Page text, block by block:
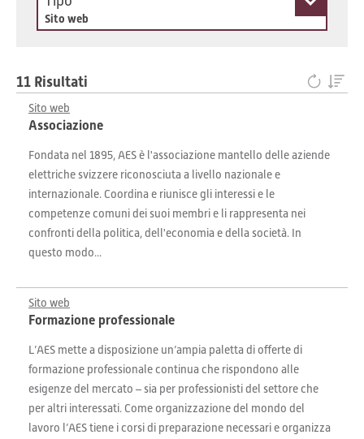
Sito web
11 Risultati
Sito web
Associazione
Fondata nel 1895, AES è l'associazione mantello delle aziende
elettriche svizzere riconosciuta a livello nazionale e
internazionale. Coordina e riunisce gli interessi e le
competenze comuni dei suoi membri e li rappresenta nei
confronti della politica, dell'economia e della società. In
questo modo...
Sito web
Formazione professionale
L’AES mette a disposizione un’ampia paletta di offerte di
formazione professionale continua che rispondono alle
esigenze del mercato – sia per professionisti del settore che
per altri interessati. Come organizzazione del mondo del
lavoro l’AES tiene i corsi di preparazione necessari e organizza